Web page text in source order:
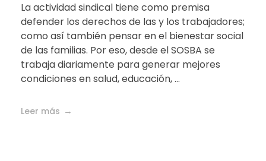
La actividad sindical tiene como premisa
defender los derechos de las y los trabajadores;
como así también pensar en el bienestar social
de las familias. Por eso, desde el SOSBA se
trabaja diariamente para generar mejores
condiciones en salud, educación, ...
Leer más